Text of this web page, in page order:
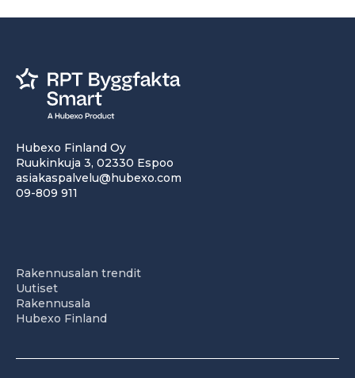
Hubexo Finland Oy
Ruukinkuja 3, 02330 Espoo
asiakaspalvelu@hubexo.com
09-809 911
Rakennusalan trendit
Uutiset
Rakennusala
Hubexo Finland